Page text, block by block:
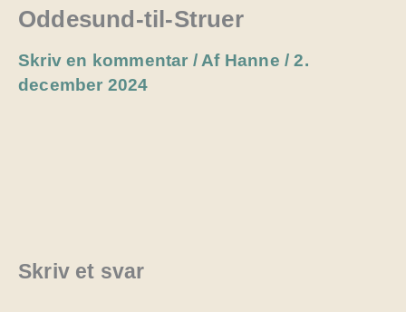
Oddesund-til-Struer
Skriv en kommentar / Af Hanne/2.
december 2024
Skriv et svar